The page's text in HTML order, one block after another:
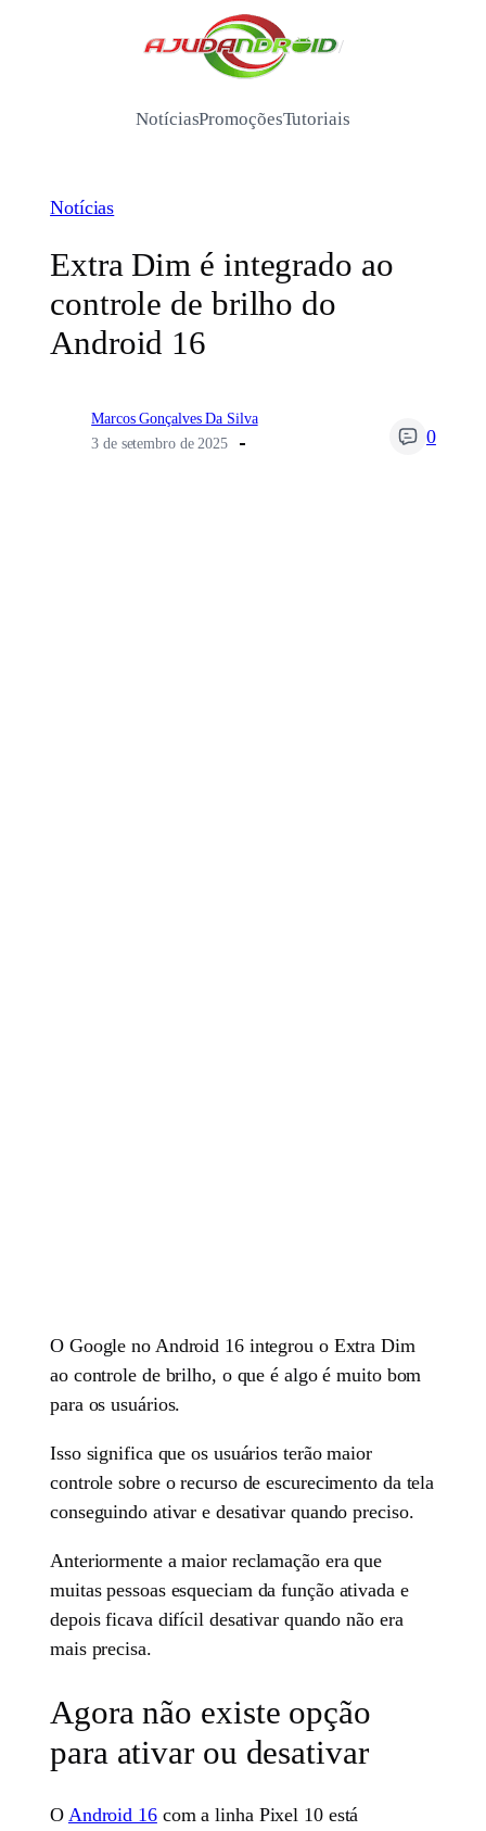
/
NotíciasPromoçõesTutoriais
Notícias
Extra Dim é integrado ao
controle de brilho do
Android 16
Marcos Gonçalves Da Silva
3 de setembro de 2025
0
O Google no Android 16 integrou o Extra Dim
ao controle de brilho, o que é algo é muito bom
para os usuários.
Isso significa que os usuários terão maior
controle sobre o recurso de escurecimento da tela
conseguindo ativar e desativar quando preciso.
Anteriormente a maior reclamação era que
muitas pessoas esqueciam da função ativada e
depois ficava difícil desativar quando não era
mais precisa.
Agora não existe opção
para ativar ou desativar
O Android 16com a linha Pixel 10 está